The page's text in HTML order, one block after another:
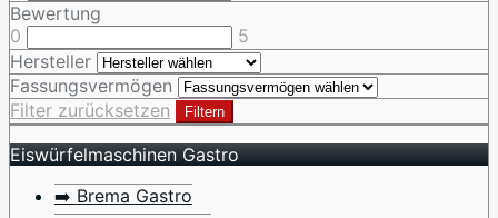
Bewertung
0
5
Hersteller
Fassungsvermögen
Filter zurücksetzen
Filtern
Eiswürfelmaschinen Gastro
➡️ Brema Gastro